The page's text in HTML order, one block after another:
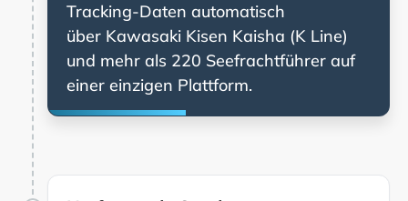
Tracking-Daten automatisch
über
und mehr als 220 Seefrachtführer auf
einer einzigen Plattform.